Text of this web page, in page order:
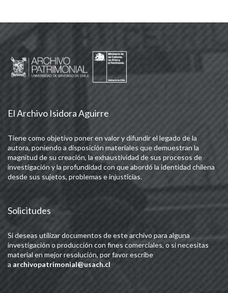
El Archivo Isidora Aguirre
Tiene como objetivo poner en valor y difundir el legado de la
autora, poniendo a disposición materiales que demuestran la
magnitud de su creación, la exhaustividad de sus procesos de
investigación y la profundidad con que abordó la identidad chilena
desde sus sujetos, problemas e injusticias.
Solicitudes
Si deseas utilizar documentos de este archivo para alguna
investigación o producción con fines comerciales, o si necesitas
material en mejor resolución, por favor escribe
a archivopatrimonial@usach.cl